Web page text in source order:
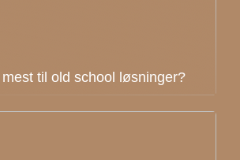
til old school løsninger?